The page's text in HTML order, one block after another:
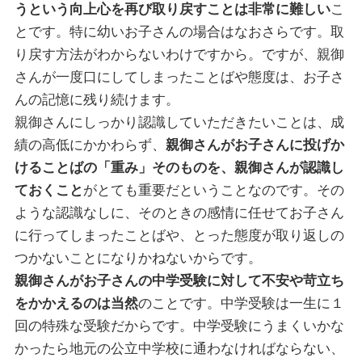
うという向上心を再び取り戻すことは非常に難しいこ
とです。特に幼いお子さんの場合はなおさらです。取
り戻す方法がわからないわけですから。ですが、親御
さんが一度口にしてしまったことばや態度は、お子さ
んの記憶に残り続けます。
親御さんにしっかり認識していただきたいことは、成
績の高低にかかわらず、 親御さんがお子さんに投げか
けることばの「重み」そのものを、親御さんが認識し
ておくこと がとても重要だということなのです。その
ような認識なしに、そのときの感情に任せてお子さん
に行ってしまったことばや、とった態度が取り返しの
つかないことになりかねないからです。
親御さんがお子さんの中学受験に対して不安や苛立ち
をかかえるのは当然のことです。中学受験は一生に１
回の特殊な受験だからです。中学受験にうまくいかな
かったら地元の公立中学校に通わなければならない、